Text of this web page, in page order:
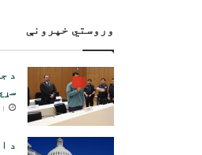
وروستي خپرونې
د
د